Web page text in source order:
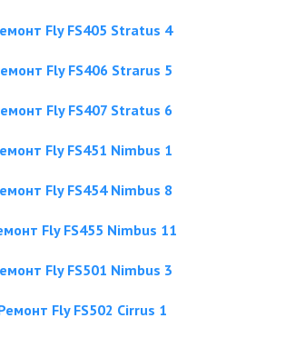
Fly FS405 Stratus 4
Fly FS406 Strarus 5
Fly FS407 Stratus 6
Fly FS451 Nimbus 1
Fly FS454 Nimbus 8
Fly FS455 Nimbus 11
Fly FS501 Nimbus 3
Fly FS502 Cirrus 1